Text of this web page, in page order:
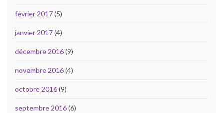
février 2017(5)
janvier 2017(4)
décembre 2016(9)
novembre 2016(4)
octobre 2016(9)
septembre 2016(6)